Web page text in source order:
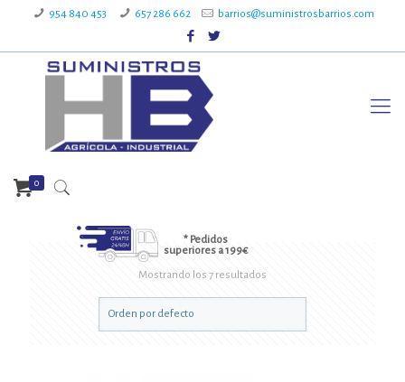
954 840 453 657 286 662 barrios@suministrosbarrios.com
* Pedidos
superiores a 199€
0
Mostrando los 7 resultados